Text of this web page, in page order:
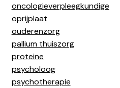
oncologieverpleegkundige
oprijplaat
ouderenzorg
pallium thuiszorg
proteine
psycholoog
psychotherapie